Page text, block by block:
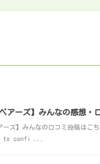
アーズ】みんなの感想・
アーズ】みんなの口コミ投稿
to confi ...